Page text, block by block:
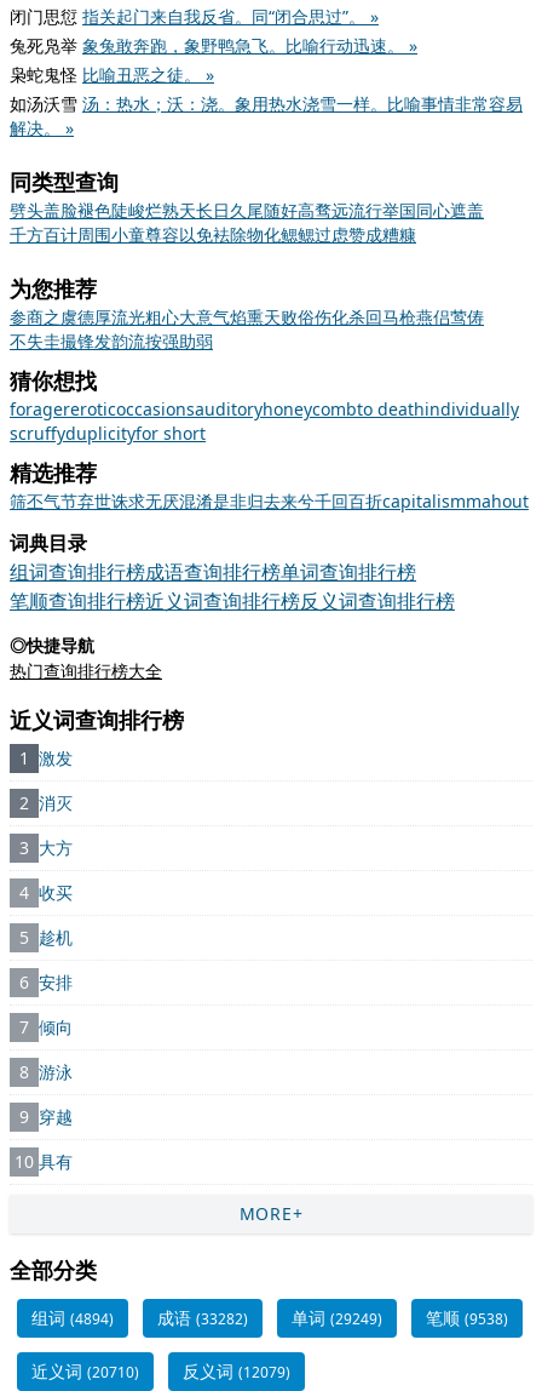
闭门思愆 指关起门来自我反省。同“闭合思过”。 »
兔死凫举 象兔敢奔跑，象野鸭急飞。比喻行动迅速。 »
枭蛇鬼怪 比喻丑恶之徒。 »
如汤沃雪 汤：热水；沃：浇。象用热水浇雪一样。比喻事情非常容易
解决。 »
同类型查询
劈头盖脸褪色陡峻烂熟天长日久尾随好高骛远流行举国同心遮盖
千方百计周围小童尊容以免袪除物化鳃鳃过虑赞成糟糠
为您推荐
参商之虞德厚流光粗心大意气焰熏天败俗伤化杀回马枪燕侣莺俦
不失圭撮锋发韵流按强助弱
猜你想找
foragereroticoccasionsauditoryhoneycombto deathindividually
scruffyduplicityfor short
精选推荐
筛丕气节弃世诛求无厌混淆是非归去来兮千回百折capitalismmahout
词典目录
组词查询排行榜成语查询排行榜单词查询排行榜
笔顺查询排行榜近义词查询排行榜反义词查询排行榜
◎快捷导航
热门查询排行榜大全
近义词查询排行榜
1 激发
2 消灭
3 大方
4 收买
5 趁机
6 安排
7 倾向
8 游泳
9 穿越
10 具有
MORE+
全部分类
组词 (4894) 成语 (33282) 单词 (29249) 笔顺 (9538)
近义词 (20710) 反义词 (12079)